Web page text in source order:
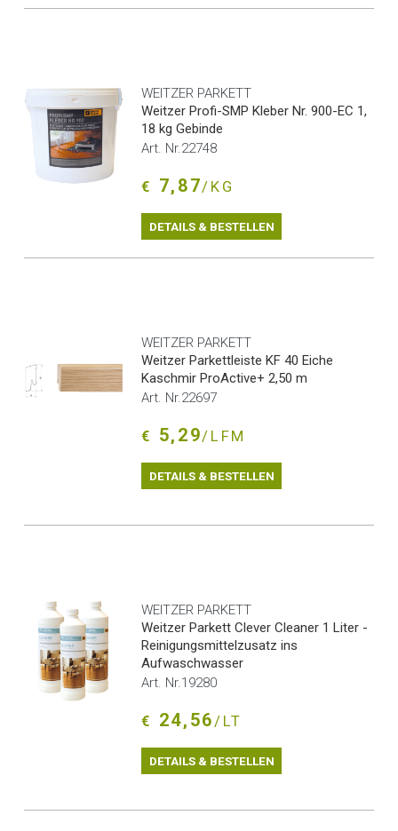
WEITZER PARKETT
Weitzer Profi-SMP Kleber Nr. 900-EC 1,
18 kg Gebinde
Art. Nr.22748
€ 7,87/KG
DETAILS & BESTELLEN
WEITZER PARKETT
Weitzer Parkettleiste KF 40 Eiche
Kaschmir ProActive+ 2,50 m
Art. Nr.22697
€ 5,29/LFM
DETAILS & BESTELLEN
WEITZER PARKETT
Weitzer Parkett Clever Cleaner 1 Liter -
Reinigungsmittelzusatz ins
Aufwaschwasser
Art. Nr.19280
€ 24,56/LT
DETAILS & BESTELLEN